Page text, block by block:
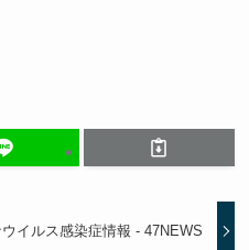
イルス感染症情報 - 47NEWS